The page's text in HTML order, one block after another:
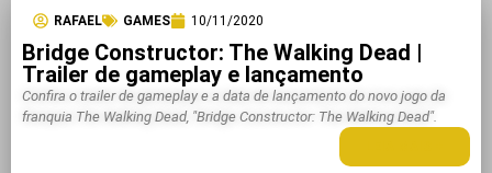
RAFAEL GAMES 10/11/2020
Bridge Constructor: The Walking Dead |
Trailer de gameplay e lançamento
Confira o trailer de gameplay e a data de lançamento do novo jogo da
franquia The Walking Dead, "Bridge Constructor: The Walking Dead".